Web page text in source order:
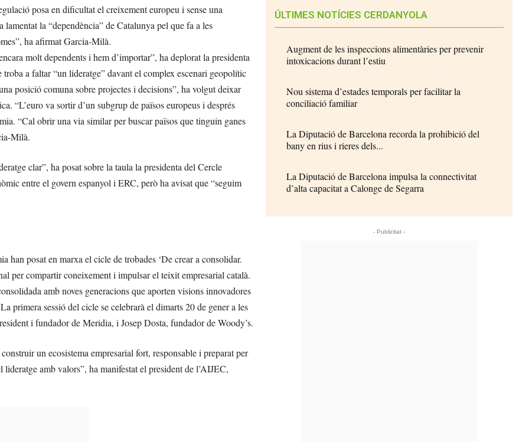
posa en dificultat el creixement europeu i sense una
la “dependència” de Catalunya pel que fa a les
ha afirmat Garcia-Milà.
molt dependents i hem d’importar”, ha deplorat la presidenta
a faltar “un lideratge” davant el complex escenari geopolític
posició comuna sobre projectes i decisions”, ha volgut deixar
“L’euro va sortir d’un subgrup de països europeus i després
“Cal obrir una via similar per buscar països que tinguin ganes
Milà.
clar”, ha posat sobre la taula la presidenta del Cercle
entre el govern espanyol i ERC, però ha avisat que “seguim
han posat en marxa el cicle de trobades ‘De crear a consolidar.
per compartir coneixement i impulsar el teixit empresarial català.
amb noves generacions que aporten visions innovadores
primera sessió del cicle se celebrarà el dimarts 20 de gener a les
i fundador de Meridia, i Josep Dosta, fundador de Woody’s.
un ecosistema empresarial fort, responsable i preparat per
amb valors”, ha manifestat el president de l’AIJEC,
ÚLTIMES NOTÍCIES CERDANYOLA
Augment de les inspeccions alimentàries per prevenir
intoxicacions durant l’estiu
Nou sistema d’estades temporals per facilitar la
conciliació familiar
La Diputació de Barcelona recorda la prohibició del
bany en rius i rieres dels...
La Diputació de Barcelona impulsa la connectivitat
d’alta capacitat a Calonge de Segarra
- Publicitat -